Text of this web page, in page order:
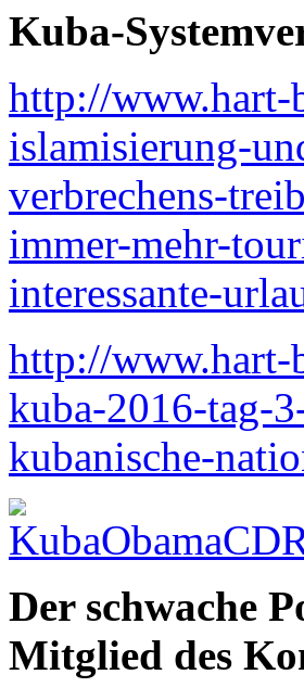
Kuba-
http://www.hart-
islamisierung-
verbrechens-
immer-mehr-
interessante-
http://www.hart-
kuba-2016-tag-
kubanische-
Der schwache
Mitglied des